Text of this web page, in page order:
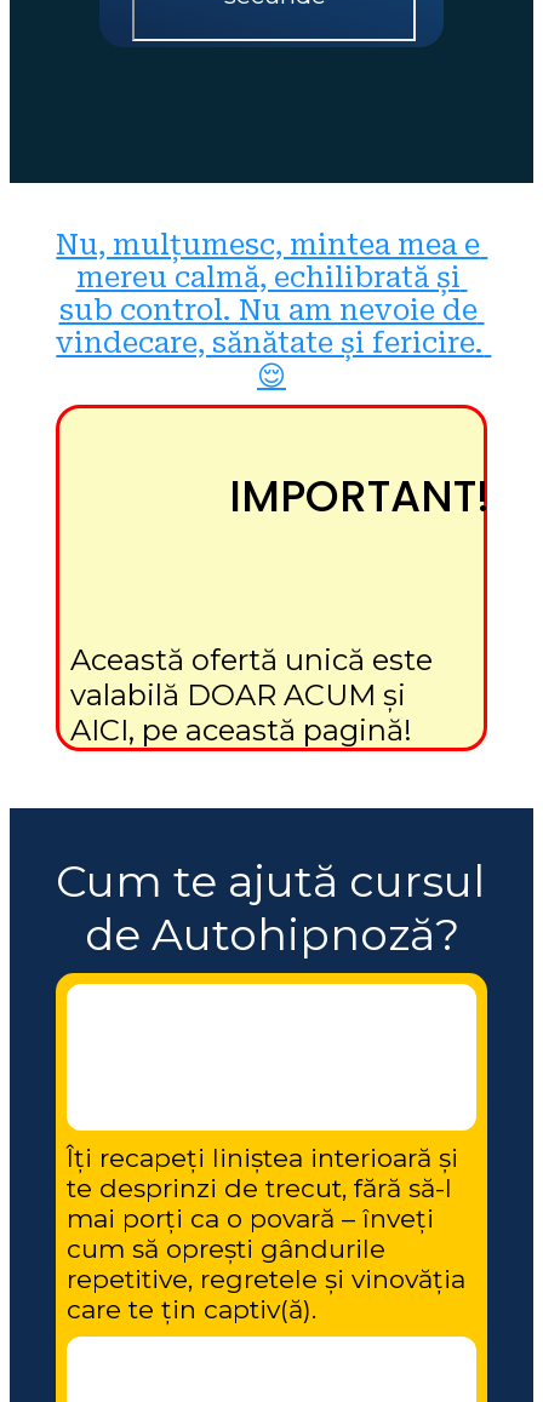
Nu, mulțumesc, mintea mea e
mereu calmă, echilibrată și
sub control. Nu am nevoie de
vindecare, sănătate și fericire.
😌
IMPORTANT!
Această ofertă unică este
valabilă DOAR ACUM și
AICI, pe această pagină!
Cum te ajută cursul
de Autohipnoză?
Îți recapeți liniștea interioară și
te desprinzi de trecut, fără să-l
mai porți ca o povară – înveți
cum să oprești gândurile
repetitive, regretele și vinovăția
care te țin captiv(ă).